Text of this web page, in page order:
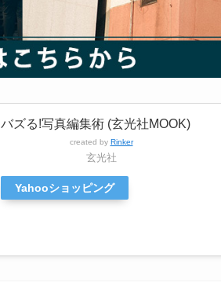
バズる!写真編集術 (玄光社MOOK)
created by Rinker
玄光社
Yahooショッピング